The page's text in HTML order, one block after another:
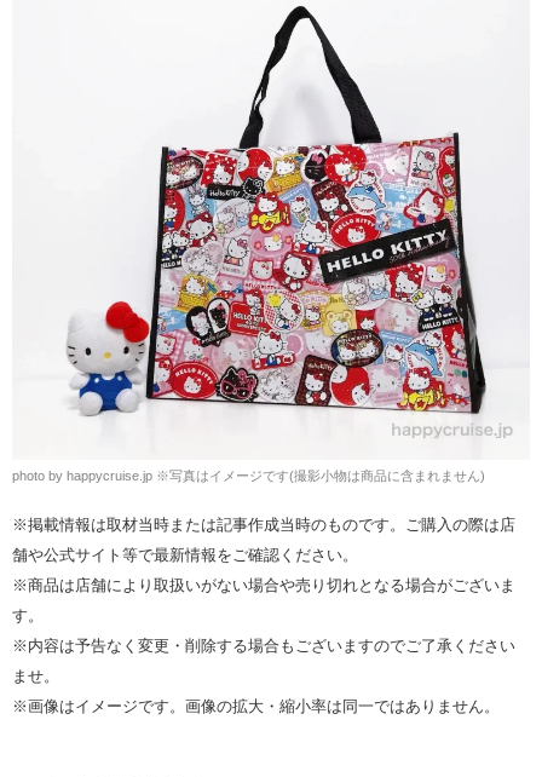
photo by happycruise.jp ※写真はイメージです(撮影小物は商品に含まれません)
※掲載情報は取材当時または記事作成当時のものです。ご購入の際は店
舗や公式サイト等で最新情報をご確認ください。
※商品は店舗により取扱いがない場合や売り切れとなる場合がございま
す。
※内容は予告なく変更・削除する場合もございますのでご了承ください
ませ。
※画像はイメージです。画像の拡大・縮小率は同一ではありません。